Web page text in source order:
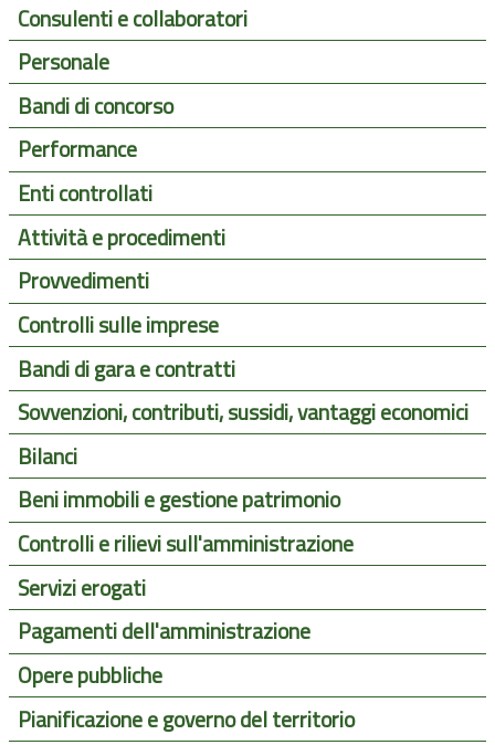
Consulenti e collaboratori
Personale
Bandi di concorso
Performance
Enti controllati
Attività e procedimenti
Provvedimenti
Controlli sulle imprese
Bandi di gara e contratti
Sovvenzioni, contributi, sussidi, vantaggi economici
Bilanci
Beni immobili e gestione patrimonio
Controlli e rilievi sull'amministrazione
Servizi erogati
Pagamenti dell'amministrazione
Opere pubbliche
Pianificazione e governo del territorio